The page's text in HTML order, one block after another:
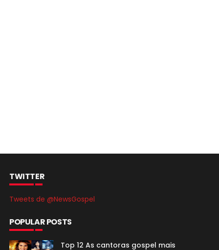
TWITTER
Tweets de @NewsGospel
POPULAR POSTS
Top 12 As cantoras gospel mais